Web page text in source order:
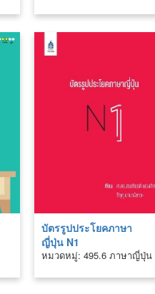
บัตรรูปประโยคภาษา
ญี่ปุ่น N1
หมวดหมู่: 495.6 ภาษาญี่ปุ่น